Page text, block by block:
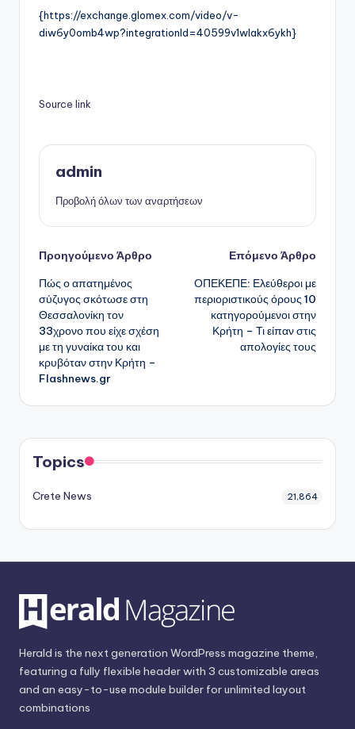
{https://exchange.glomex.com/video/v-
diw6y0omb4wp?integrationId=40599v1wlakx6ykh}
Source link
admin
Προβολή όλων των αναρτήσεων
Πλοήγηση
δημοσιεύσεων
Προηγούμενο Άρθρο
Πώς ο απατημένος
σύζυγος σκότωσε στη
Θεσσαλονίκη τον
33χρονο που είχε σχέση
με τη γυναίκα του και
κρυβόταν στην Κρήτη –
Flashnews.gr
Επόμενο Άρθρο
ΟΠΕΚΕΠΕ: Ελεύθεροι με
περιοριστικούς όρους 10
κατηγορούμενοι στην
Κρήτη – Τι είπαν στις
απολογίες τους
Topics
Crete News 21,864
Herald is the next generation WordPress magazine theme,
featuring a fully flexible header with 3 customizable areas
and an easy-to-use module builder for unlimited layout
combinations